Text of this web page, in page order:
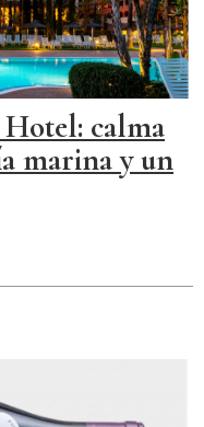
calma
marina y un